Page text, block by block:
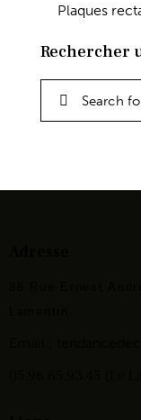
Plaques
Rechercher